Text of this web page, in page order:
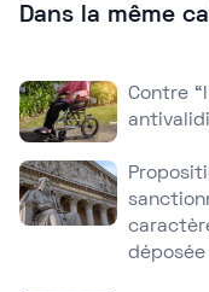
Dans la même
Contre